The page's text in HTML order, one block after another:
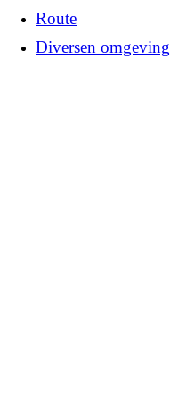
Route
Diversen omgeving